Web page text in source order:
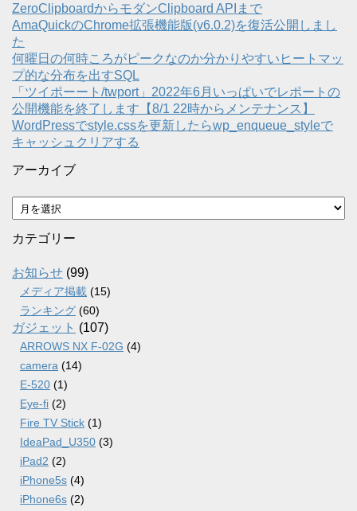
ZeroClipboardからモダンClipboard APIまで
AmaQuickのChrome拡張機能版(v6.0.2)を復活公開しまし
た
何曜日の何時ころがピークなのか分かりやすいヒートマッ
プ的な分布を出すSQL
「ツイポーート/twport」2022年6月いっぱいでレポートの
公開機能を終了します【8/1 22時からメンテナンス】
WordPressでstyle.cssを更新したらwp_enqueue_styleで
キャッシュクリアする
アーカイブ
ア
ー
カ
ブ
カテゴリー
お知らせ (99)
メディア掲載 (15)
ランキング (60)
ガジェット (107)
ARROWS NX F-02G (4)
camera (14)
E-520 (1)
Eye-fi (2)
Fire TV Stick (1)
IdeaPad_U350 (3)
iPad2 (2)
iPhone5s (4)
iPhone6s (2)